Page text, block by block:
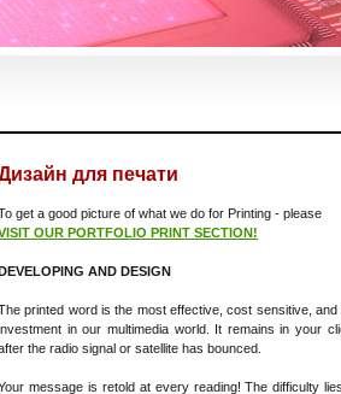
для печати
get a good picture of what we do for Printing - please
OUR PORTFOLIO PRINT SECTION!
AND DESIGN
printed word is the most effective, cost sensitive,
in our multimedia world. It remains in your
the radio signal or satellite has bounced.
message is retold at every reading! The difficulty